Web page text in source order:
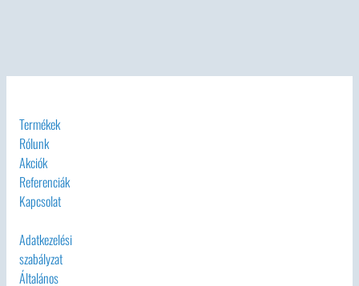
Termékek
Rólunk
Akciók
Referenciák
Kapcsolat
Adatkezelési
szabályzat
Általános